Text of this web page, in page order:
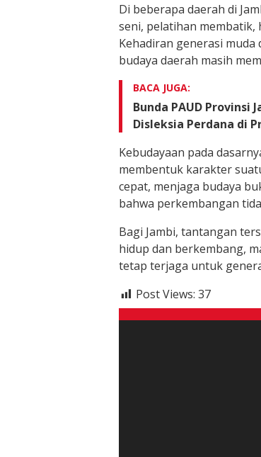
Di beberapa daerah di
seni, pelatihan membatik,
Kehadiran generasi
budaya daerah masih
BACA JUGA:
Bunda PAUD
Disleksia Perdana di
Kebudayaan pada
membentuk karakter
cepat, menjaga budaya
bahwa perkembangan
Bagi Jambi, tantangan
hidup dan berkembang,
tetap terjaga untuk
Post Views: 37